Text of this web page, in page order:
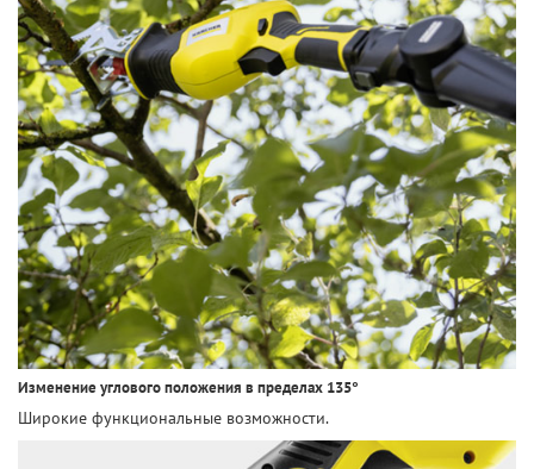
Изменение углового положения в пределах 135°
Широкие функциональные возможности.